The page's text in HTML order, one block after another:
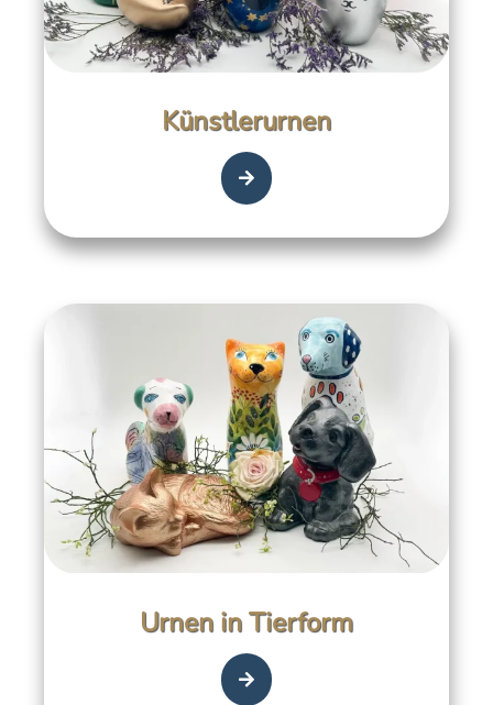
Künstlerurnen
Urnen in Tierform